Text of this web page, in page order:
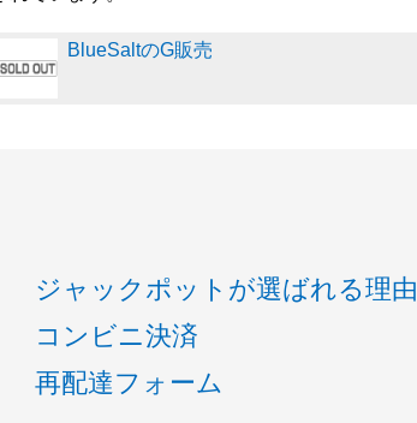
BlueSaltのG販売
ジャックポットが選ばれる理由
コンビニ決済
再配達フォーム